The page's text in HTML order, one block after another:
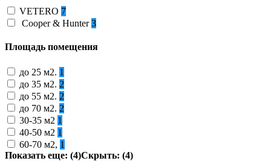
VETERO 7
Cooper & Hunter3
Площадь помещения
до 25 м2. 1
до 35 м2. 2
до 55 м2. 2
до 70 м2. 2
30-35 м2 1
40-50 м2 1
60-70 м2, 1
Показать еще: (4)Скрыть: (4)